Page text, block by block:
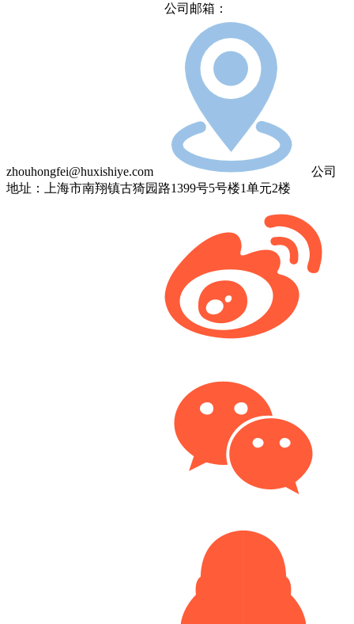
公司邮箱：
zhouhongfei@huxishiye.com
公司
地址：上海市南翔镇古猗园路1399号5号楼1单元2楼